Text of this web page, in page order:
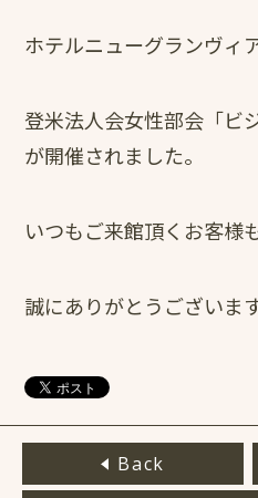
ホテルニューグランヴィア
登米法人会女性部会「ビ
が開催されました。
いつもご来館頂くお客様
誠にありがとうございます
Back